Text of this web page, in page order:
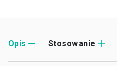
Opis Stosowanie